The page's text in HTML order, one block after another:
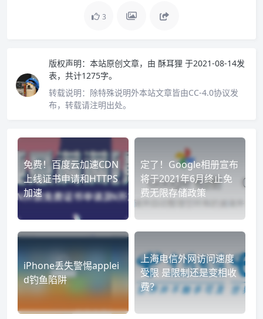
3
版权声明： 本站原创文章，由 酥耳狸 于2021-08-14发
表，共计1275字。
转载说明： 除特殊说明外本站文章皆由CC-4.0协议发
布，转载请注明出处。
免费！百度云加速CDN
上线证书申请和HTTPS
加速
定了！Google相册宣布
将于2021年6月终止免
费无限存储政策
iPhone丢失警惕applei
d钓鱼陷阱
上海电信外网访问速度
受限 是限制还是变相收
费？